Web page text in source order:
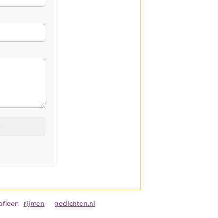
rijmen gedichten.nl